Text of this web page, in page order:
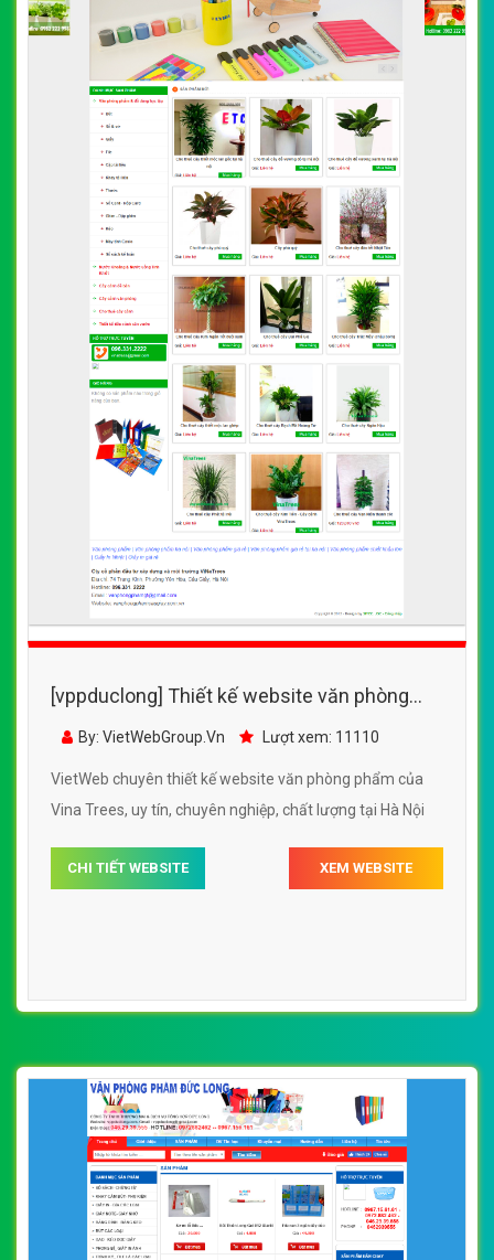
[vppduclong] Thiết kế website văn phòng
phẩm của Vina Trees đẹp SEO tốt
By: VietWebGroup.Vn Lượt xem: 11110
VietWeb chuyên thiết kế website văn phòng phẩm của
Vina Trees, uy tín, chuyên nghiệp, chất lượng tại Hà Nội
CHI TIẾT WEBSITE XEM WEBSITE